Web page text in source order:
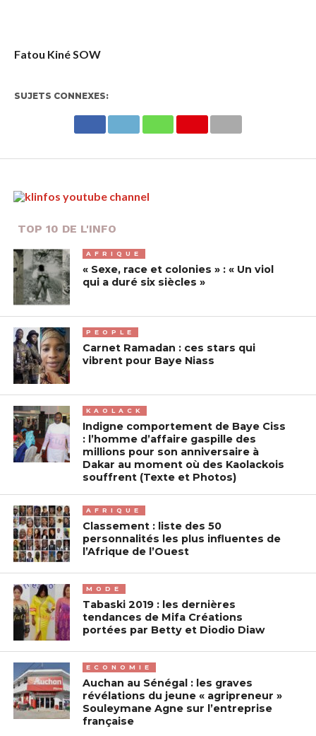
Fatou Kiné SOW
SUJETS CONNEXES:
TOP 10 DE L'INFO
AFRIQUE
« Sexe, race et colonies » : « Un viol
qui a duré six siècles »
PEOPLE
Carnet Ramadan : ces stars qui
vibrent pour Baye Niass
KAOLACK
Indigne comportement de Baye Ciss
: l’homme d’affaire gaspille des
millions pour son anniversaire à
Dakar au moment où des Kaolackois
souffrent (Texte et Photos)
AFRIQUE
Classement : liste des 50
personnalités les plus influentes de
l’Afrique de l’Ouest
MODE
Tabaski 2019 : les dernières
tendances de Mifa Créations
portées par Betty et Diodio Diaw
ECONOMIE
Auchan au Sénégal : les graves
révélations du jeune « agripreneur »
Souleymane Agne sur l’entreprise
française